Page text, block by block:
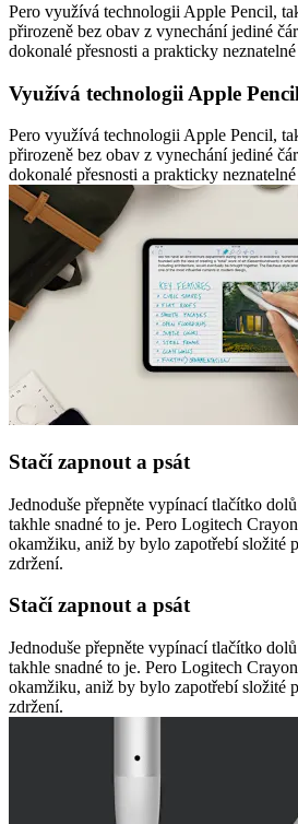
Pero využívá technologii Apple Pencil,
přirozeně bez obav z vynechání jediné
dokonalé přesnosti a prakticky
Využívá technologii Apple Pencil
Pero využívá technologii Apple Pencil,
přirozeně bez obav z vynechání jediné
dokonalé přesnosti a prakticky
Stačí zapnout a psát
Jednoduše přepněte vypínací tlačítko
takhle snadné to je. Pero Logitech
okamžiku, aniž by bylo zapotřebí složité
zdržení.
Stačí zapnout a psát
Jednoduše přepněte vypínací tlačítko
takhle snadné to je. Pero Logitech
okamžiku, aniž by bylo zapotřebí složité
zdržení.